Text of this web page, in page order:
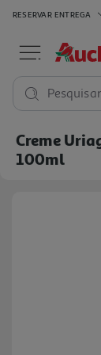
RESERVAR ENTREGA
Pesquisar
Creme
100ml